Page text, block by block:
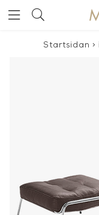
Startsidan >